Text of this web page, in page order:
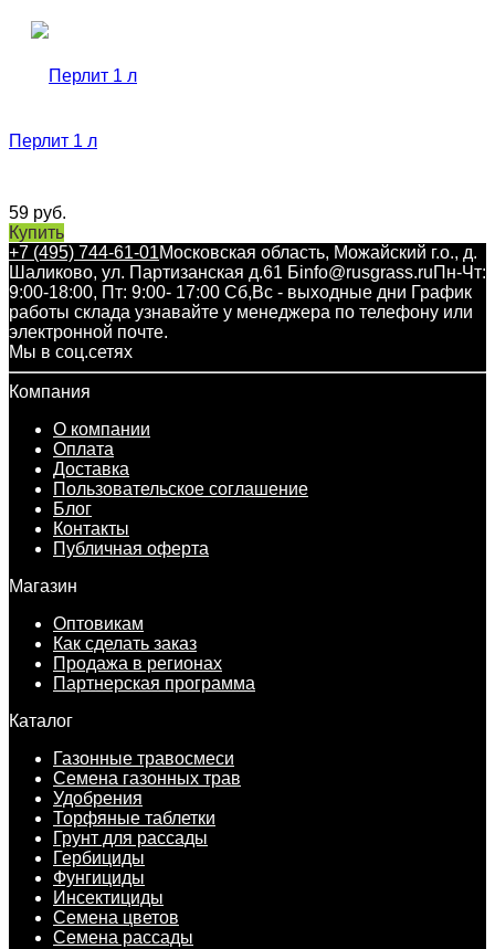
Перлит 1 л
59 руб.
Купить
+7 (495) 744-61-01Московская область, Можайский г.о., д.
Шаликово, ул. Партизанская д.61 Бinfo@rusgrass.ruПн-Чт:
9:00-18:00, Пт: 9:00- 17:00 Сб,Вс - выходные дни График
работы склада узнавайте у менеджера по телефону или
электронной почте.
Мы в соц.сетях
Компания
О компании
Оплата
Доставка
Пользовательское соглашение
Блог
Контакты
Публичная оферта
Магазин
Оптовикам
Как сделать заказ
Продажа в регионах
Партнерская программа
Каталог
Газонные травосмеси
Семена газонных трав
Удобрения
Торфяные таблетки
Грунт для рассады
Гербициды
Фунгициды
Инсектициды
Семена цветов
Семена рассады